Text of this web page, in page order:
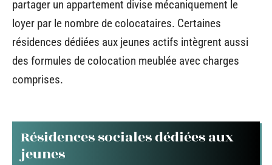
partager un appartement divise mécaniquement le
loyer par le nombre de colocataires. Certaines
résidences dédiées aux jeunes actifs intègrent aussi
des formules de colocation meublée avec charges
comprises.
Résidences sociales dédiées aux
jeunes